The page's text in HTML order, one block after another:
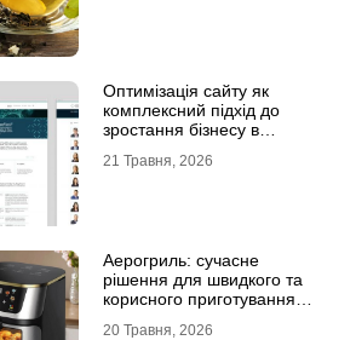
Оптимізація сайту як
комплексний підхід до
зростання бізнесу в
21 Травня, 2026
Аерогриль: сучасне
рішення для швидкого та
корисного приготування
20 Травня, 2026